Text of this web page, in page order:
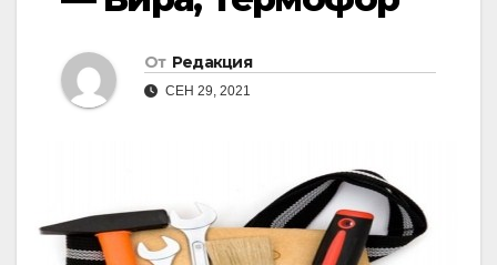
От Редакция
СЕН 29, 2021